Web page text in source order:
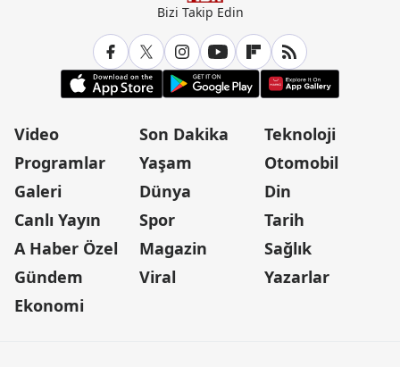
Bizi Takip Edin
Video
Programlar
Galeri
Canlı Yayın
A Haber Özel
Gündem
Ekonomi
Son Dakika
Yaşam
Dünya
Spor
Magazin
Viral
Teknoloji
Otomobil
Din
Tarih
Sağlık
Yazarlar